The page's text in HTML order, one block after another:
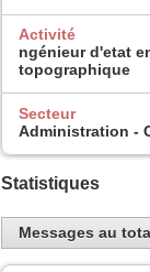
Activité
ngénieur d'etat
topographique
Secteur
Administration -
Statistiques
Messages au